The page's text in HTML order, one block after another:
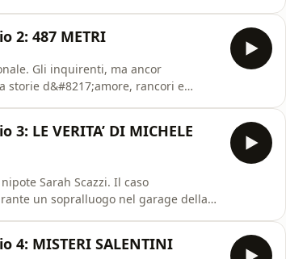
2: 487 METRI
Gli inquirenti, ma ancor
storie d&#8217;amore, rancori e
LE VERITA’ DI MICHELE
Sarah Scazzi. Il caso
un sopralluogo nel garage della
4: MISTERI SALENTINI